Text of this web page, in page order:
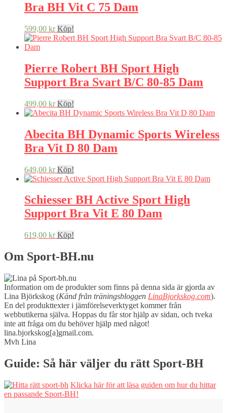
Bra BH Vit C 75 Dam
599,00 kr Köp!
Pierre Robert BH Sport High
Support Bra Svart B/C 80-85 Dam
499,00 kr Köp!
Abecita BH Dynamic Sports Wireless
Bra Vit D 80 Dam
649,00 kr Köp!
Schiesser BH Active Sport High
Support Bra Vit E 80 Dam
619,00 kr Köp!
Om Sport-BH.nu
Information om de produkter som finns på denna sida är gjorda av
Lina Björkskog (Känd från träningsbloggen LinaBjorkskog.com).
En del produkttexter i jämförelseverktyget kommer från
webbutikerna själva. Hoppas du får stor hjälp av sidan, och tveka
inte att fråga om du behöver hjälp med något!
lina.bjorkskog[a]gmail.com.
Mvh Lina
Guide: Så här väljer du rätt Sport-BH
Klicka här för att läsa guiden om hur du hittar
en passande Sport-BH!